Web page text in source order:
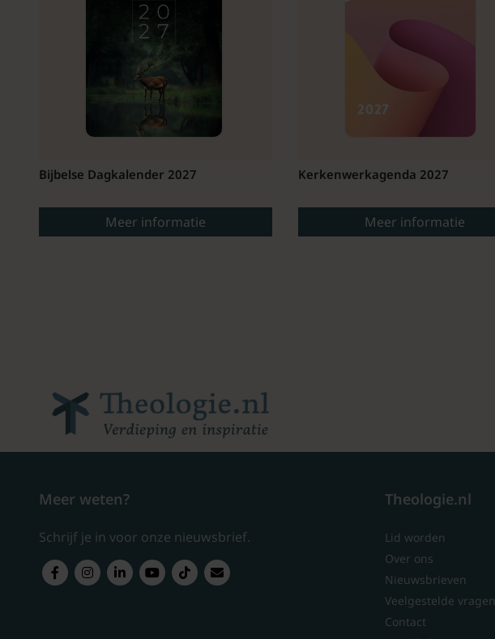
Bijbelse Dagkalender 2027
Meer informatie
Kerkenwerkagenda 2027
Meer informatie
Meer weten?
Schrijf je in voor onze nieuwsbrief.
Theologie.nl
Lid worden
Over ons
Nieuwsbrieven
Veelgestelde vragen
Contact